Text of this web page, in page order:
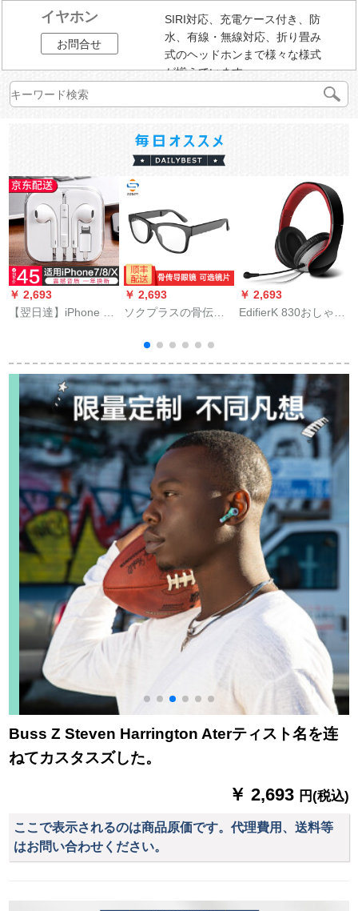
イヤホン
お問合せ
SIRI対応、充電ケース付き、防
水、有線・無線対応、折り畳み
式のヘッドホンまで様々な様式
が揃えています。
￥ 2,693
【翌日達】iPhone 7
Bluetooth版を適用し
ます。
￥ 2,693
ソクプラスの骨伝导
ホーンメガネネネネ
ネネレルポ-ツ音楽近
视镜zungle suma防水
プロライト防止太阳
セングリラ骨セググ
透明平光メガネ
￥ 2,693
EdifierK 830おしゃれ
Buss Z Steven Harrington Aterティスト名を连
ねてカスタスズした。
￥ 2,693 円(税込)
ここで表示されるのは商品原価です。代理費用、送料等
はお問い合わせください。